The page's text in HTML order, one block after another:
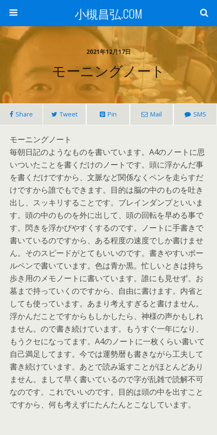
小槻昌弘.COM
2021年12月17日
モーニングノート
Share Tweet Pin Mail SMS
モーニングノート
毎朝日記のようなものを書いています。A4のノートに思
いついたことを書くだけのノートです。頭に浮かんだ事
を書くだけですから、文脈など関係なくペンを走らすだ
けですから誰でもできます。目的は脳の中のものを吐き
出し、スッキリすることです。ブレインダンプといいま
す。頭の中のものを外に出して、頭の回転を早める事で
す。閃きを浮かびやすくするのです。ノートに手書きで
書いているのですから、ある程度の速度でしか書けませ
ん。そのスピードがとてもいいのです。書きやすいボー
ルペンで書いています。色は青か黒。忙しいときは持ち
歩き用のメモノートに書いています。誰にも見せず。お
墓まで持っていくのですから、自由に書けます。内省と
しても使っています。あまり考えすぎると書けません。
浮かんだことですからもしかしたら、神様の声かもしれ
ません。ので書き続けています。もうすぐ一年になり、
もうクセになってます。A4のノートに一枚くらい書いて
自己満足してます。今では運勢暦も書きながら工夫して
書き続けています。あとで読み返すことがほとんどあり
ません。まして早く書いているので字が乱雑で読解不可
なのです。これでいいのです。目的は頭の中を出すこと
ですから、何も考えずにたんたんとこなしています。